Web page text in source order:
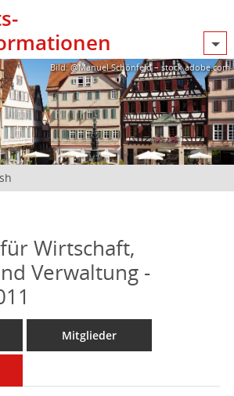
Bild: @Manuel Schönfeld – stock.adobe.com
Wirtschaft,
Verwaltung -
Mitglieder